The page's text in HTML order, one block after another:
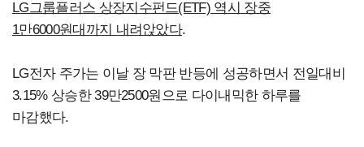
LG그룹플러스 상장지수펀드(ETF) 역시 장중
1만6000원대까지 내려앉았다.
LG전자 주가는 이날 장 막판 반등에 성공하면서 전일대비
3.15% 상승한 39만2500원으로 다이내믹한 하루를
마감했다.